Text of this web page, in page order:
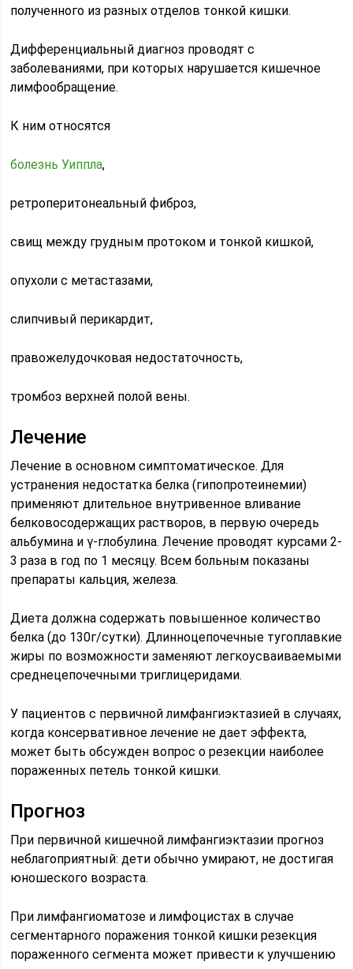
полученного из разных отделов тонкой кишки.
Дифференциальный диагноз проводят с
заболеваниями, при которых нарушается кишечное
лимфообращение.
К ним относятся
болезнь Уиппла,
ретроперитонеальный фиброз,
свищ между грудным протоком и тонкой кишкой,
опухоли с метастазами,
слипчивый перикардит,
правожелудочковая недостаточность,
тромбоз верхней полой вены.
Лечение
Лечение в основном симптоматическое. Для
устранения недостатка белка (гипопротеинемии)
применяют длительное внутривенное вливание
белковосодержащих растворов, в первую очередь
альбумина и γ-глобулина. Лечение проводят курсами 2-
3 раза в год по 1 месяцу. Всем больным показаны
препараты кальция, железа.
Диета должна содержать повышенное количество
белка (до 130г/сутки). Длинноцепочечные тугоплавкие
жиры по возможности заменяют легкоусваиваемыми
среднецепочечными триглицеридами.
У пациентов с первичной лимфангиэктазией в случаях,
когда консервативное лечение не дает эффекта,
может быть обсужден вопрос о резекции наиболее
пораженных петель тонкой кишки.
Прогноз
При первичной кишечной лимфангиэктазии прогноз
неблагоприятный: дети обычно умирают, не достигая
юношеского возраста.
При лимфангиоматозе и лимфоцистах в случае
сегментарного поражения тонкой кишки резекция
пораженного сегмента может привести к улучшению